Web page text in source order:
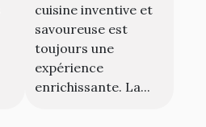
cuisine inventive et
savoureuse est
toujours une
expérience
enrichissante. La...